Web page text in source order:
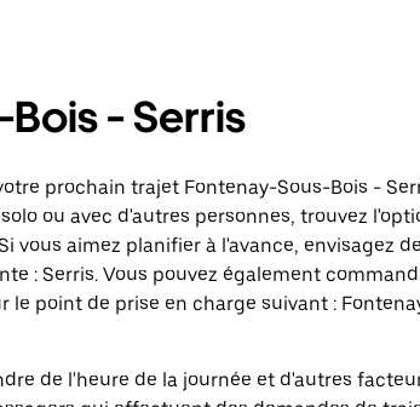
- Serris
prochain trajet Fontenay-Sous-Bois -
ou avec d'autres personnes, trouvez
vous aimez planifier à l'avance, envisagez de
: Serris. Vous pouvez également
point de prise en charge suivant :
de l'heure de la journée et d'autres